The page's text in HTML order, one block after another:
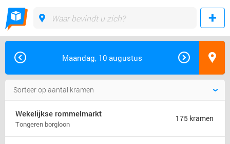
Maandag, 10 augustus
Wekelijkse rommelmarkt
Tongeren borgloon
175 kramen